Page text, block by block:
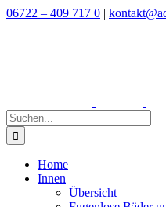
Zum
06722 – 409 717 0 |
Suche
nach:
Home
Innen
Übersicht